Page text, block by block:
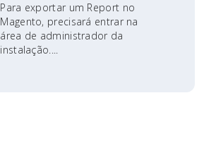
Para exportar um Report no
Magento, precisará entrar na
área de administrador da
instalação....